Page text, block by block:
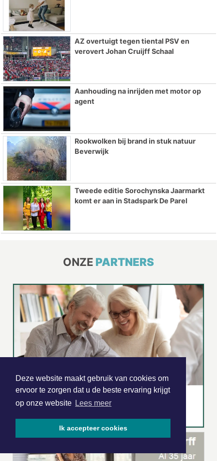
Deze website maakt gebruik van cookies om
ervoor te zorgen dat u de beste ervaring krijgt
op onze website Lees meer
Ik accepteer cookies
AZ overtuigt tegen tiental PSV en
verovert Johan Cruijff Schaal
Aanhouding na inrijden met motor op
agent
Rookwolken bij brand in stuk natuur
Beverwijk
Tweede editie Sorochynska Jaarmarkt
komt er aan in Stadspark De Parel
ONZE PARTNERS